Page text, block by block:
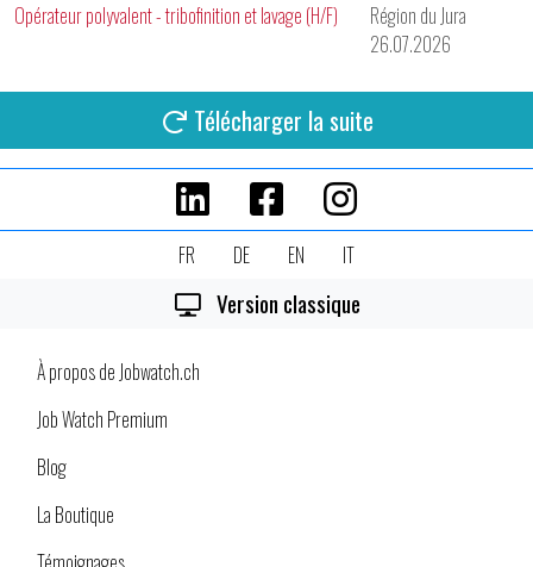
Opérateur polyvalent - tribofinition et lavage (H/F)
Région du Jura
26.07.2026
Télécharger la suite
FR DE EN IT
Version classique
À propos de Jobwatch.ch
Job Watch Premium
Blog
La Boutique